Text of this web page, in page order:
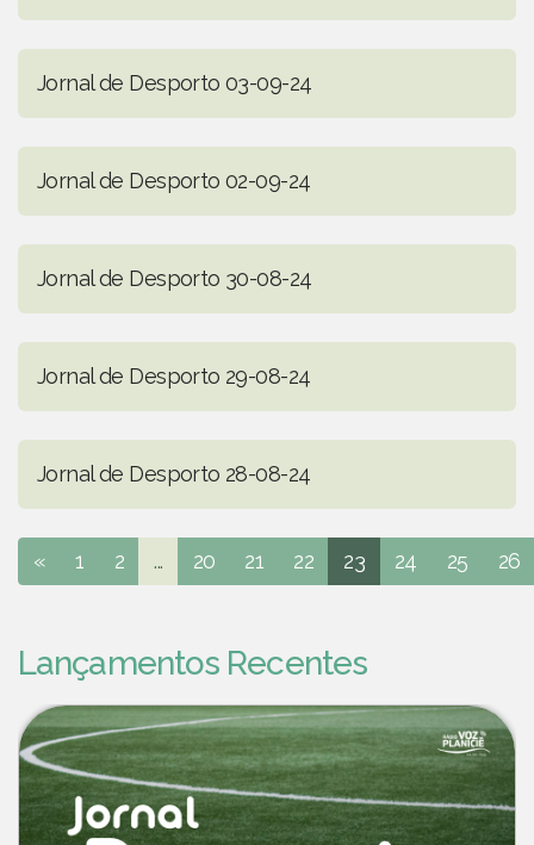
Jornal de Desporto 03-09-24
Jornal de Desporto 02-09-24
Jornal de Desporto 30-08-24
Jornal de Desporto 29-08-24
Jornal de Desporto 28-08-24
« 1 2 ... 20 21 22 23 24 25 26
Lançamentos Recentes